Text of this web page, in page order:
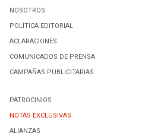
NOSOTROS
POLÍTICA EDITORIAL
ACLARACIONES
COMUNICADOS DE PRENSA
CAMPAÑAS PUBLICITARIAS
PATROCINIOS
NOTAS EXCLUSIVAS
ALIANZAS